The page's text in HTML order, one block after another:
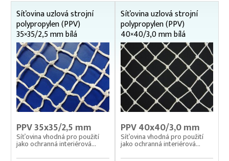
Broková zátěžová šňůra
Gumolana
Polyamidová lana a síťoviny
Polyesterové provázky a síťoviny
Polyethylenová lana a síťoviny
Polyethylenové technické síťoviny
Polypropylenová lana a síťoviny
Polypropylenová lana a provázky
Síťoviny z polypropylenu
Síťovina uzlová strojní
polypropylen (PPV)
35×35/2,5 mm bílá
PPV 35x35/2,5 mm
Síťovina vhodná pro použití
jako ochranná interiérová...
Síťovina uzlová strojní
polypropylen (PPV)
40×40/3,0 mm bílá
PPV 40x40/3,0 mm
Síťovina vhodná pro použití
jako ochranná interiérová...